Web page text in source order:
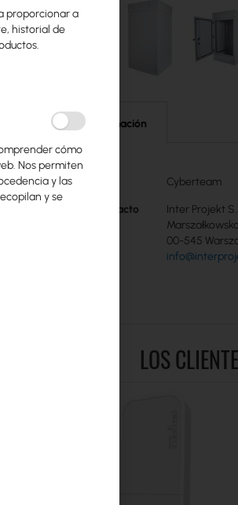
comienzo
la
galería
de
imágenes
Más información
Más
Fabricante Cyberteam
GPSR contacto
Inter Projekt
00-545
LOS
proporcionar a
historial de
cómo
Nos permiten
y las
y se